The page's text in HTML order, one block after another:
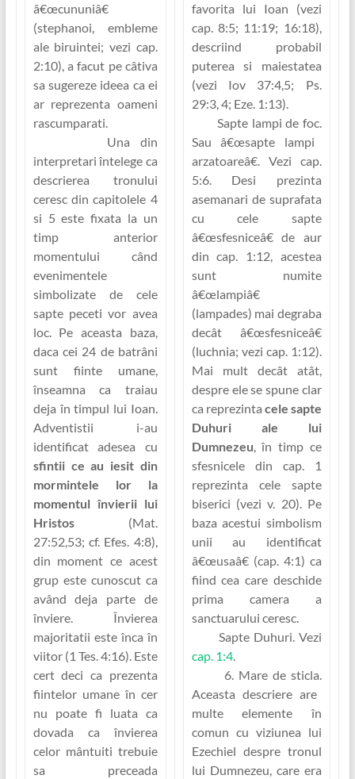
â€œcununiâ€
(stephanoi, embleme
ale biruintei; vezi cap.
2:10), a facut pe câtiva
sa sugereze ideea ca ei
ar reprezenta oameni
rascumparati.
Una din
interpretari întelege ca
descrierea tronului
ceresc din capitolele 4
si 5 este fixata la un
timp anterior
momentului când
evenimentele
simbolizate de cele
sapte peceti vor avea
loc. Pe aceasta baza,
daca cei 24 de batrâni
sunt fiinte umane,
înseamna ca traiau
deja în timpul lui Ioan.
Adventistii i-au
identificat adesea cu
sfintii ce au iesit din
mormintele lor la
momentul învierii lui
Hristos(Mat.
27:52,53; cf. Efes. 4:8),
din moment ce acest
grup este cunoscut ca
având deja parte de
înviere. Învierea
majoritatii este înca în
viitor (1 Tes. 4:16). Este
cert deci ca prezenta
fiintelor umane în cer
nu poate fi luata ca
dovada ca învierea
celor mântuiti trebuie
sa preceada
favorita lui Ioan (vezi
cap. 8:5; 11:19; 16:18),
descriind probabil
puterea si maiestatea
(vezi Iov 37:4,5; Ps.
29:3, 4; Eze. 1:13).
Sapte lampi de foc.
Sauâ€œsapte lampi
arzatoareâ€. Vezi cap.
5:6. Desi prezinta
asemanari de suprafata
cu cele sapte
â€œsfesniceâ€ de aur
din cap. 1:12, acestea
sunt numite
â€œlampiâ€
(lampades) mai degraba
decât â€œsfesniceâ€
(luchnia; vezi cap. 1:12).
Mai mult decât atât,
despre ele se spune clar
ca reprezinta cele sapte
Duhuri ale lui
Dumnezeu, în timp ce
sfesnicele din cap. 1
reprezinta cele sapte
biserici (vezi v. 20). Pe
baza acestui simbolism
unii au identificat
â€œusaâ€ (cap. 4:1) ca
fiind cea care deschide
prima camera a
sanctuarului ceresc.
Sapte Duhuri.Vezi
cap. 1:4.
6. Mare de sticla.
Aceasta descriere are
multe elemente în
comun cu viziunea lui
Ezechiel despre tronul
lui Dumnezeu, care era